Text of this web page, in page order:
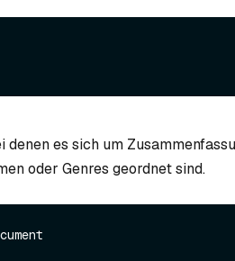
es sich um
oder Genres geordnet sind.